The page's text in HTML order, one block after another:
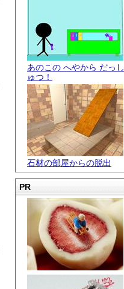
あのこの へやから だっし
ゅつ！
石材の部屋からの脱出
PR